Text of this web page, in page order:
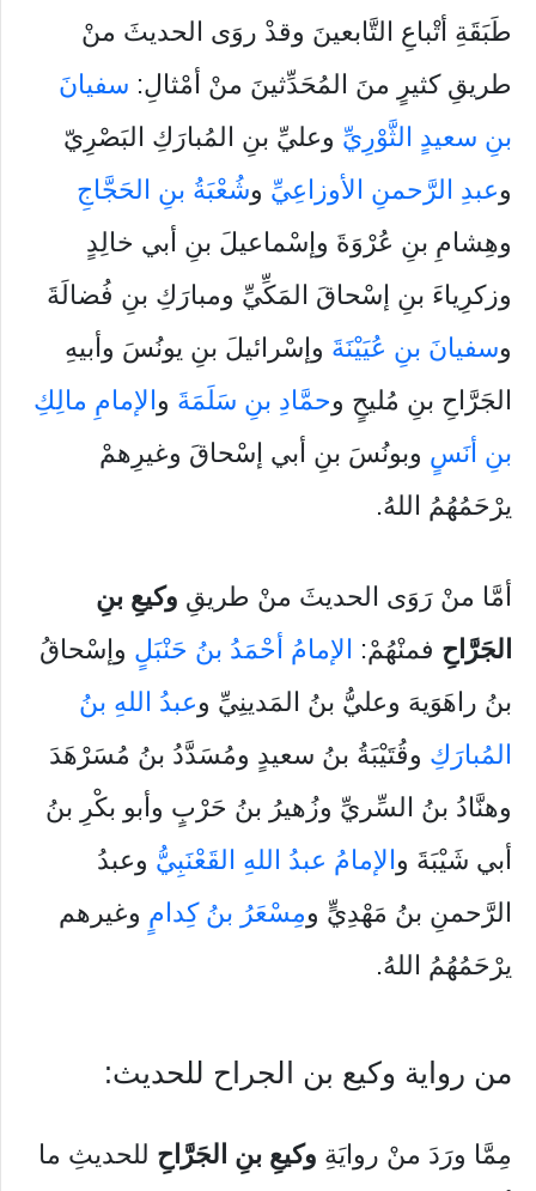
طَبَقَةِ أتْباعِ التَّابعينَ وقدْ روَى الحديثَ منْ
طريقِ كثيرٍ منَ المُحَدِّثينَ منْ أمْثالِ: سفيانَ
بنِ سعيدٍ الثَّوْرِيِّ وعليِّ بنِ المُبارَكِ البَصْرِيّ
وعبدِ الرَّحمنِ الأوزاعِيِّ وشُعْبَةُ بنِ الحَجَّاجِ
وهِشامِ بنِ عُرْوَةَ وإسْماعيلَ بنِ أبي خالِدٍ
وزكرِياءَ بنِ إسْحاقَ المَكِّيِّ ومبارَكِ بنِ فُضالَةَ
وسفيانَ بنِ عُيَيْنَةَ وإسْرائيلَ بنِ يونُسَ وأبيهِ
الجَرَّاحِ بنِ مُليحٍ وحمَّادِ بنِ سَلَمَةَ والإمامِ مالِكِ
بنِ أنَسٍ وبونُسَ بنِ أبي إسْحاقَ وغيرِهمْ
يرْحَمُهُمُ اللهُ.
أمَّا منْ رَوَى الحديثَ منْ طريقِ وكيعِ بنِ
الجَرَّاحِ فمنْهُمْ: الإمامُ أحْمَدُ بنُ حَنْبَلٍ وإسْحاقُ
بنُ راهَوَيهَ وعليُّ بنُ المَدينِيِّ وعبدُ اللهِ بنُ
المُبارَكِ وقُتَيْبَةُ بنُ سعيدٍ ومُسَدَّدُ بنُ مُسَرْهَدَ
وهنَّادُ بنُ السِّريِّ وزُهيرُ بنُ حَرْبٍ وأبو بكْرِ بنُ
أبي شَيْبَةَ والإمامُ عبدُ اللهِ القَعْنَبِيُّ وعبدُ
الرَّحمنِ بنُ مَهْدِيٍّ ومِسْعَرُ بنُ كِدامٍ وغيرهم
يرْحَمُهُمُ اللهُ.
من رواية وكيع بن الجراح للحديث:
مِمَّا ورَدَ منْ روايَةِ وكيعِ بنِ الجَرَّاحِ للحديثِ ما